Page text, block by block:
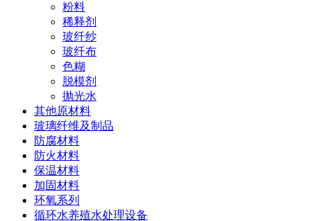
粉料
稀释剂
玻纤纱
玻纤布
色糊
脱模剂
抛光水
其他原材料
玻璃纤维及制品
防腐材料
防火材料
保温材料
加固材料
环氧系列
循环水养殖水处理设备